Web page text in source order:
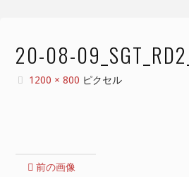
20-08-
フ
1200 × 800 ピクセル
前の画像